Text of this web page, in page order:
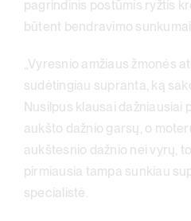
pagrindinis postūmis ryžtis
būtent bendravimo
„Vyresnio amžiaus žmonės
sudėtingiau supranta, ką
Nusilpus klausai dažniausiai
aukšto dažnio garsų, o
aukštesnio dažnio nei vyrų,
pirmiausia tampa sunkiau
specialistė.